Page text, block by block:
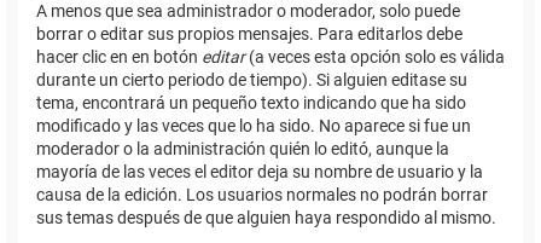
A menos que sea administrador o moderador, solo puede
borrar o editar sus propios mensajes. Para editarlos debe
hacer clic en en botón editar(a veces esta opción solo es válida
durante un cierto periodo de tiempo). Si alguien editase su
tema, encontrará un pequeño texto indicando que ha sido
modificado y las veces que lo ha sido. No aparece si fue un
moderador o la administración quién lo editó, aunque la
mayoría de las veces el editor deja su nombre de usuario y la
causa de la edición. Los usuarios normales no podrán borrar
sus temas después de que alguien haya respondido al mismo.